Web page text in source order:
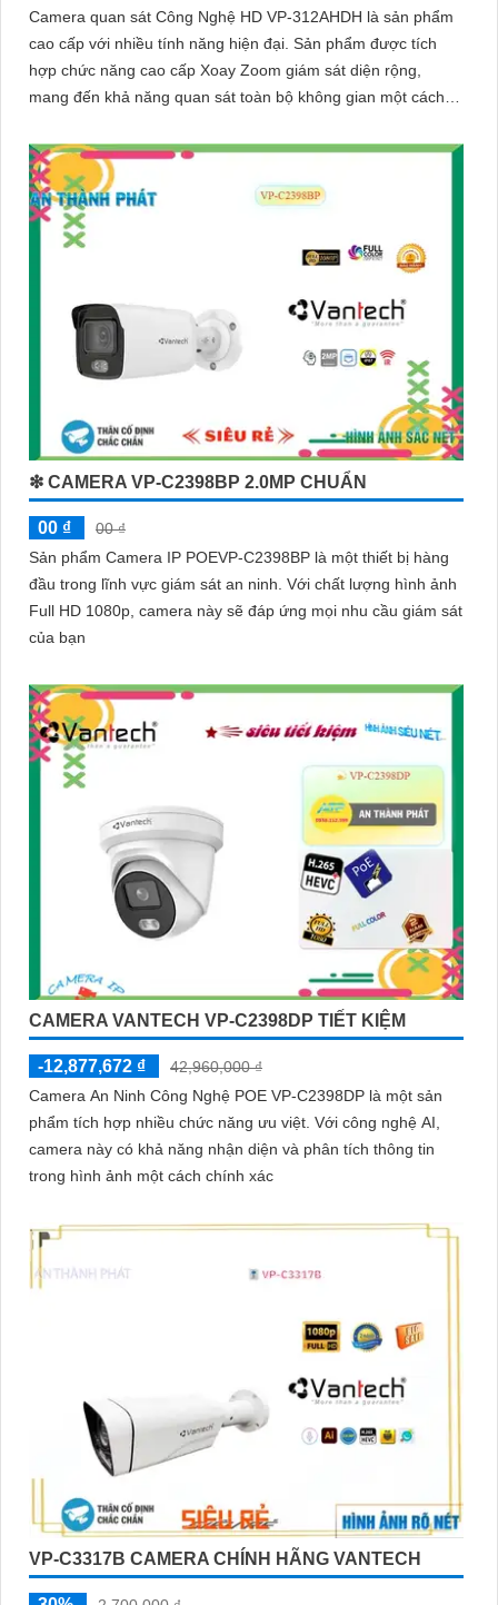
Camera quan sát Công Nghệ HD VP-312AHDH là sản phẩm
cao cấp với nhiều tính năng hiện đại. Sản phẩm được tích
hợp chức năng cao cấp Xoay Zoom giám sát diện rộng,
mang đến khả năng quan sát toàn bộ không gian một cách
❇ CAMERA VP-C2398BP 2.0MP CHUẨN
00 ₫
00 ₫
Sản phẩm Camera IP POEVP-C2398BP là một thiết bị hàng
đầu trong lĩnh vực giám sát an ninh. Với chất lượng hình ảnh
Full HD 1080p, camera này sẽ đáp ứng mọi nhu cầu giám sát
của bạn
CAMERA VANTECH VP-C2398DP TIẾT KIỆM
-12,877,672 ₫
42,960,000 ₫
Camera An Ninh Công Nghệ POE VP-C2398DP là một sản
phẩm tích hợp nhiều chức năng ưu việt. Với công nghệ AI,
camera này có khả năng nhận diện và phân tích thông tin
trong hình ảnh một cách chính xác
VP-C3317B CAMERA CHÍNH HÃNG VANTECH